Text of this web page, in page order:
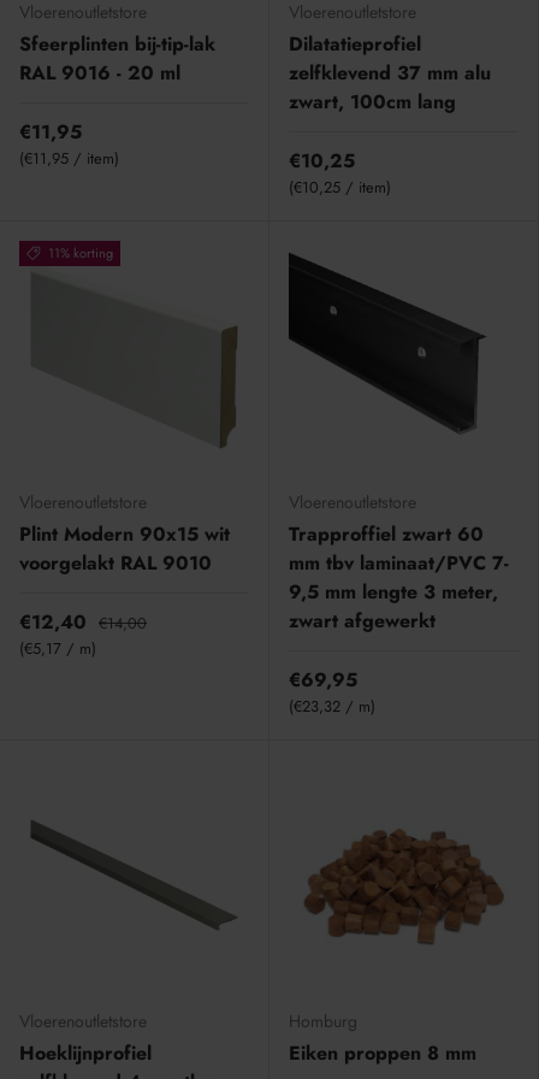
Vloerenoutletstore
Sfeerplinten bij-tip-lak
RAL 9016 - 20 ml
€11,95
Eenheid prijs
€11,95 / item
Vloerenoutletstore
Dilatatieprofiel
zelfklevend 37 mm alu
zwart, 100cm lang
€10,25
Eenheid prijs
€10,25 / item
11% korting
Vloerenoutletstore
Plint Modern 90x15 wit
voorgelakt RAL 9010
€12,40 €14,00
Eenheid prijs
€5,17 / m
Vloerenoutletstore
Trapproffiel zwart 60
mm tbv laminaat/PVC 7-
9,5 mm lengte 3 meter,
zwart afgewerkt
€69,95
Eenheid prijs
€23,32 / m
Vloerenoutletstore
Hoeklijnprofiel
Homburg
Eiken proppen 8 mm